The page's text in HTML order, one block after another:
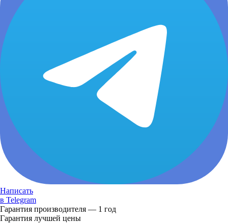
Написать
в Telegram
Гарантия производителя — 1 год
Гарантия лучшей цены